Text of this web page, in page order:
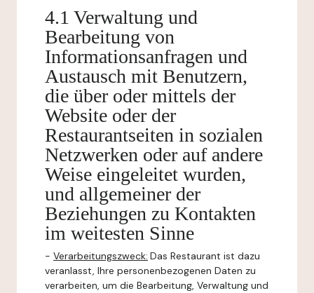
4.1 Verwaltung und
Bearbeitung von
Informationsanfragen und
Austausch mit Benutzern,
die über oder mittels der
Website oder der
Restaurantseiten in sozialen
Netzwerken oder auf andere
Weise eingeleitet wurden,
und allgemeiner der
Beziehungen zu Kontakten
im weitesten Sinne
- Verarbeitungszweck: Das Restaurant ist dazu
veranlasst, Ihre personenbezogenen Daten zu
verarbeiten, um die Bearbeitung, Verwaltung und